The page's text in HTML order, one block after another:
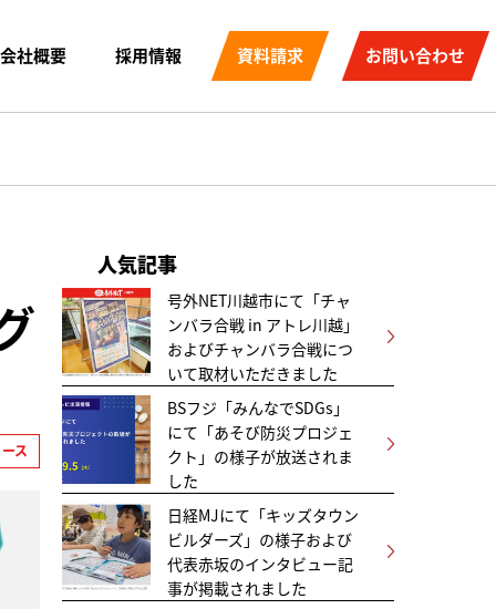
会社概要 採用情報 資料請求 お問い合わせ
ス
人気記事
号外NET川越市にて「チャ
ンバラ合戦 in アトレ川越」
およびチャンバラ合戦につ
いて取材いただきました
BSフジ「みんなでSDGs」
にて「あそび防災プロジェ
クト」の様子が放送されま
した
日経MJにて「キッズタウン
ビルダーズ」の様子および
代表赤坂のインタビュー記
事が掲載されました